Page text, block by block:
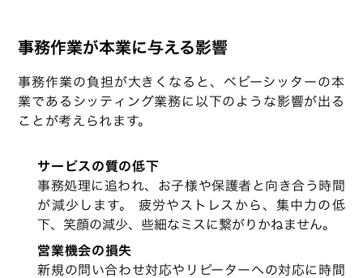
事務作業が本業に与える影響
事務作業の負担が大きくなると、ベビーシッターの本
業であるシッティング業務に以下のような影響が出る
ことが考えられます。
サービスの質の低下
事務処理に追われ、お子様や保護者と向き合う時間
が減少します。 疲労やストレスから、集中力の低
下、笑顔の減少、些細なミスに繋がりかねません。
営業機会の損失
新規の問い合わせ対応やリピーターへの対応に時間